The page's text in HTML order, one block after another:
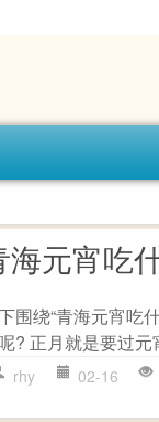
海元宵吃
围绕“青海元宵吃
? 正月就是要过
rhy 02-16